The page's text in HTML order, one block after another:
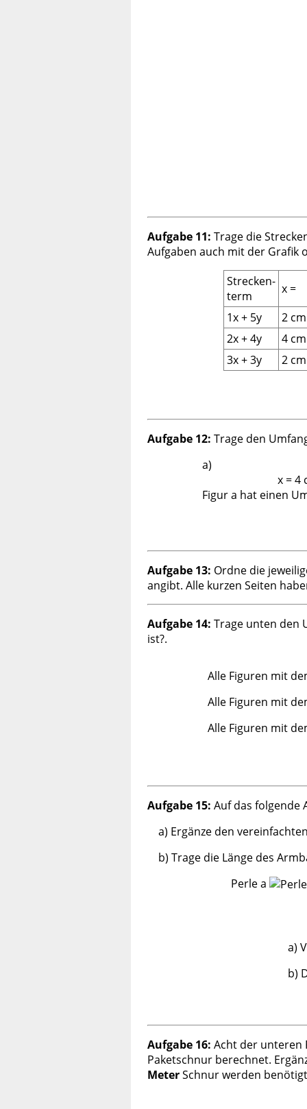
Aufgabe 11: Trage die
Aufgaben auch mit der Grafik
Strecken-
term
x =
1x + 5y
2 cm
2x + 4y
4 cm
3x + 3y
2 cm
Aufgabe 12: Trage den
a)
x = 4
Figur a hat einen
Aufgabe 13: Ordne die
angibt. Alle kurzen Seiten
Aufgabe 14: Trage unten den
ist?.
Alle Figuren mit
Alle Figuren mit
Alle Figuren mit
Aufgabe 15: Auf das folgende
a) Ergänze den
b) Trage die Länge des
Perle a
a)
b)
Aufgabe 16: Acht der unteren
Paketschnur berechnet.
MeterSchnur werden